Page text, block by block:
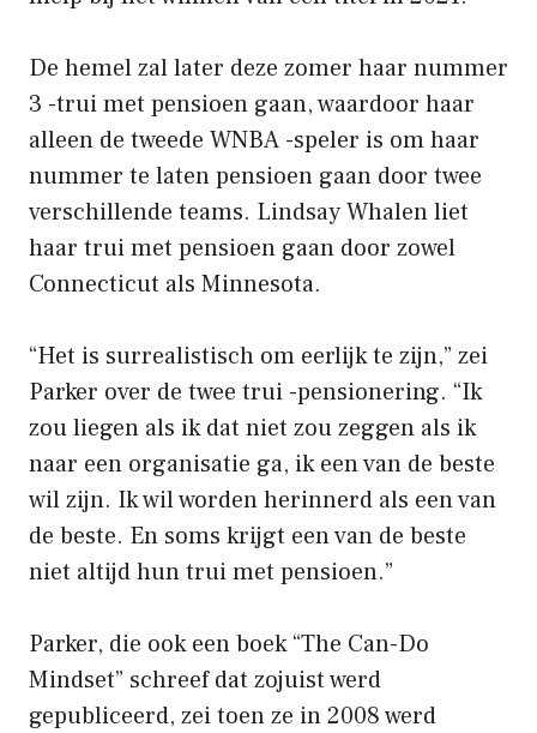
De hemel zal later deze zomer haar nummer
3 -trui met pensioen gaan, waardoor haar
alleen de tweede WNBA -speler is om haar
nummer te laten pensioen gaan door twee
verschillende teams. Lindsay Whalen liet
haar trui met pensioen gaan door zowel
Connecticut als Minnesota.
“Het is surrealistisch om eerlijk te zijn,” zei
Parker over de twee trui -pensionering. “Ik
zou liegen als ik dat niet zou zeggen als ik
naar een organisatie ga, ik een van de beste
wil zijn. Ik wil worden herinnerd als een van
de beste. En soms krijgt een van de beste
niet altijd hun trui met pensioen.”
Parker, die ook een boek “The Can-Do
Mindset” schreef dat zojuist werd
gepubliceerd, zei toen ze in 2008 werd